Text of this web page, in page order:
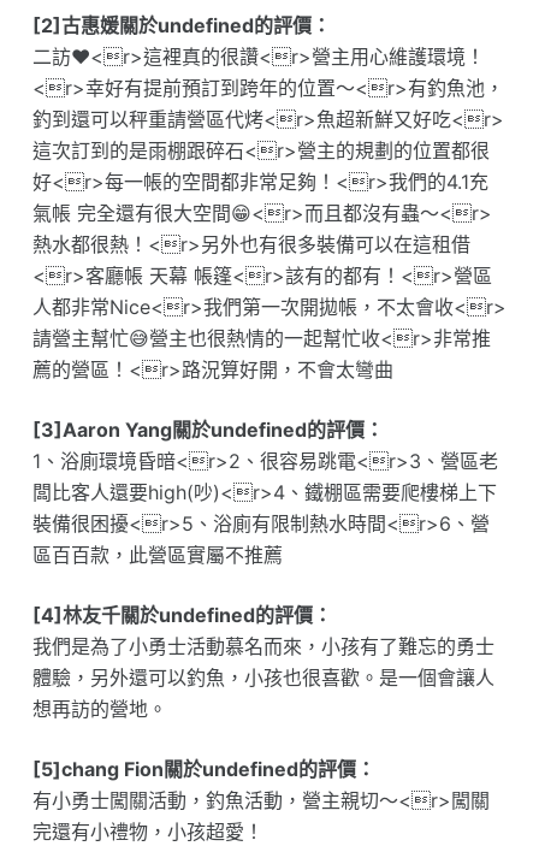
[2]古惠媛關於undefined的評價：
二訪❤️<r>這裡真的很讚<r>營主用心維護環境！
<r>幸好有提前預訂到跨年的位置～<r>有釣魚池，
釣到還可以秤重請營區代烤<r>魚超新鮮又好吃<r>
這次訂到的是雨棚跟碎石<r>營主的規劃的位置都很
好<r>每一帳的空間都非常足夠！<r>我們的4.1充
氣帳 完全還有很大空間😁<r>而且都沒有蟲～<r>
熱水都很熱！<r>另外也有很多裝備可以在這租借
<r>客廳帳 天幕 帳篷<r>該有的都有！<r>營區
人都非常Nice<r>我們第一次開拋帳，不太會收<r>
請營主幫忙😅營主也很熱情的一起幫忙收<r>非常推
薦的營區！<r>路況算好開，不會太彎曲
[3]Aaron Yang關於undefined的評價：
1、浴廁環境昏暗<r>2、很容易跳電<r>3、營區老
闆比客人還要high(吵)<r>4、鐵棚區需要爬樓梯上下
裝備很困擾<r>5、浴廁有限制熱水時間<r>6、營
區百百款，此營區實屬不推薦
[4]林友千關於undefined的評價：
我們是為了小勇士活動慕名而來，小孩有了難忘的勇士
體驗，另外還可以釣魚，小孩也很喜歡。是一個會讓人
想再訪的營地。
[5]chang Fion關於undefined的評價：
有小勇士闖關活動，釣魚活動，營主親切～<r>闖關
完還有小禮物，小孩超愛！